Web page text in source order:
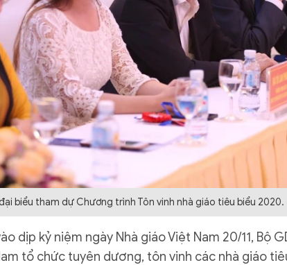
biểu tham dự Chương trình Tôn vinh nhà giáo tiêu biểu 2020.
dịp kỷ niệm ngày Nhà giáo Việt Nam 20/11, Bộ
tổ chức tuyên dương, tôn vinh các nhà giáo